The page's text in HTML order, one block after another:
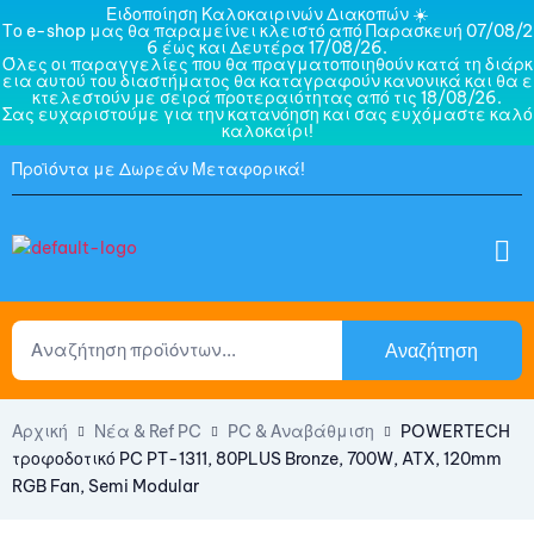
Ειδοποίηση Καλοκαιρινών Διακοπών ☀️
Το e-shop μας θα παραμείνει κλειστό από Παρασκευή 07/08/2
6 έως και Δευτέρα 17/08/26.
Όλες οι παραγγελίες που θα πραγματοποιηθούν κατά τη διάρκ
εια αυτού του διαστήματος θα καταγραφούν κανονικά και θα ε
κτελεστούν με σειρά προτεραιότητας από τις 18/08/26.
Σας ευχαριστούμε για την κατανόηση και σας ευχόμαστε καλό
καλοκαίρι!
Προϊόντα με Δωρεάν Μεταφορικά!
Αναζήτηση
Αρχική Νέα & Ref PC PC & Αναβάθμιση
POWERTECH
τροφοδοτικό PC PT-1311, 80PLUS Bronze, 700W, ATX, 120mm
RGB Fan, Semi Modular